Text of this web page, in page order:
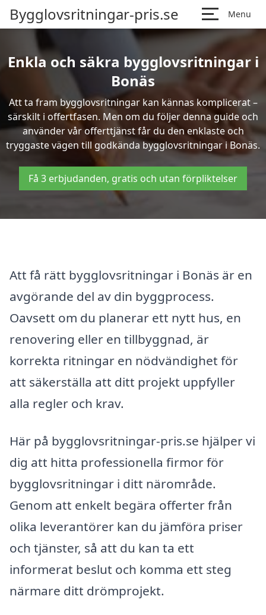
Bygglovsritningar-pris.se Menu
Enkla och säkra bygglovsritningar i
Bonäs
Att ta fram bygglovsritningar kan kännas komplicerat –
särskilt i offertfasen. Men om du följer denna guide och
använder vår offerttjänst får du den enklaste och
tryggaste vägen till godkända bygglovsritningar i Bonäs.
Få 3 erbjudanden, gratis och utan förpliktelser
Att få rätt bygglovsritningar i Bonäs är en
avgörande del av din byggprocess.
Oavsett om du planerar ett nytt hus, en
renovering eller en tillbyggnad, är
korrekta ritningar en nödvändighet för
att säkerställa att ditt projekt uppfyller
alla regler och krav.
Här på bygglovsritningar-pris.se hjälper vi
dig att hitta professionella firmor för
bygglovsritningar i ditt närområde.
Genom att enkelt begära offerter från
olika leverantörer kan du jämföra priser
och tjänster, så att du kan ta ett
informerat beslut och komma ett steg
närmare ditt drömprojekt.